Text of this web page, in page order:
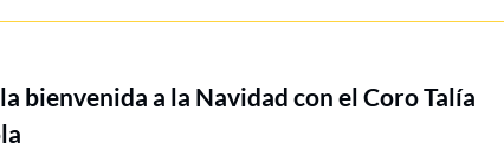
bienvenida a la Navidad con el Coro Talía